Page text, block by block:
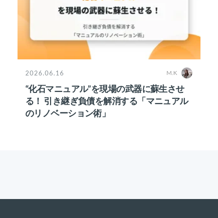
2026.06.16 M.K
“化石マニュアル”を現場の武器に蘇生させ
る！ 引き継ぎ負債を解消する「マニュアル
のリノベーション術」